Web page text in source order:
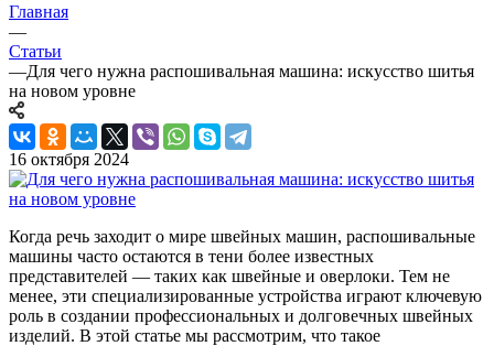
Главная
—
Статьи
—Для чего нужна распошивальная машина: искусство шитья
на новом уровне
16 октября 2024
Когда речь заходит о мире швейных машин, распошивальные
машины часто остаются в тени более известных
представителей — таких как швейные и оверлоки. Тем не
менее, эти специализированные устройства играют ключевую
роль в создании профессиональных и долговечных швейных
изделий. В этой статье мы рассмотрим, что такое